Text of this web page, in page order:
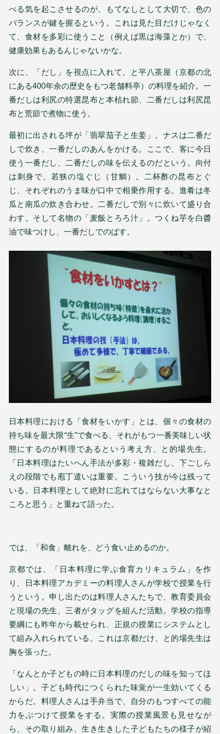
べる気を起こさせるのが、もてなしとして大切で、色の
バランスが鍵を握るという。これは見た目だけじゃなく
て、食材を多彩に使うこと（例えば黒は海藻とか）で、
健康効果もあるんじゃないかな。
次に、「だし」を視点に入れて、と平八茶屋（京都の北
にある400年余の歴史をもつ老舗料亭）の料理を紹介。一
番だしは利尻の特選昆布と本枯れ節、二番だしは利尻昆
布と荒節で煮物に使う。
最初に出される坪が「翡翠茄子と生姜」。ナスは二番だ
しで炊き、一番だしのあんをかける。ここで、客に今日
使う一番だし、二番だしの味を伝えるのだという。向付
は刺身で、若狭の塩ぐじ（甘鯛）。二杯酢の昆布とぐ
じ、それぞれのうま味が口中で相乗作用する。進肴は冬
瓜と南瓜の炊き合わせ。二番だしで別々に炊いて盛り合
わす。そして名物の「麦飯とろろ汁」。つくね芋を白醬
油で味つけし、一番だしでのばす。
日本料理における「食材をいかす」とは、個々の食材の
持ち味を最大限“生”で食べる、それがもつ一番美味しい状
態にするのが料理であるという考え方、と的場先生。
「日本料理はたいへん手法が多彩・複雑だし、下ごしら
えの段階でも庖丁遣いは重要。こういう技が今は残って
いる。日本料理として絶対に忘れてはならない大事なと
ころと思う」と重ねて語った。
では、「和食」離れを、どう食い止めるのか。
京都では、「日本料理に学ぶ食育カリキュラム」を作
り、日本料理アカデミーの料理人さんが学校で授業を行
うという。申し出たのは料理人さんたちで、教育委員会
と現場の先生、三者がタッグを組んだ活動。学校の指導
要綱にも昨年から載せられ、正規の授業にシステムとし
て組み入れられている。これは京都だけ、と的場先生は
胸を張った。
「なんとか子どもの時に日本料理のだしの味を知ってほ
しい」。子ども時代につくられた味覚が一生効いてくる
からだ。料理人さんは手弁当で、自分のもつすべての能
力をぶつけて授業をする。実際の授業風景も見せなが
ら、その取り組み、生き生きした子どもたちの様子が紹